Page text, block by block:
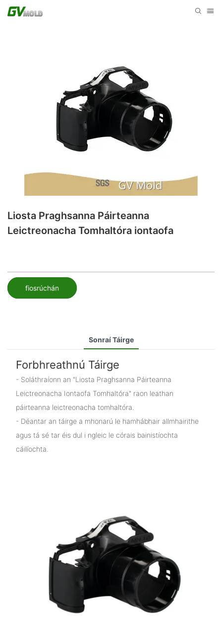
Liosta Praghsanna Páirteanna
Leictreonacha Tomhaltóra iontaofa
fiosrúchán
Sonraí Táirge
Forbhreathnú Táirge
- Soláthraíonn an "Liosta Praghsanna Páirteanna
Leictreonacha Iontaofa Tomhaltóra" raon leathan
páirteanna leictreonacha tomhaltóra.
- Déantar an táirge a mhonarú le hamhábhair allmhairithe
agus tá sé tar éis dul i ngleic le córais bainistíochta
cáilíochta.